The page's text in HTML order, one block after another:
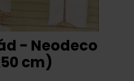
- Neodeco
cm)